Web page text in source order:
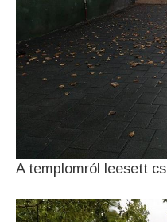
A templomról leesett